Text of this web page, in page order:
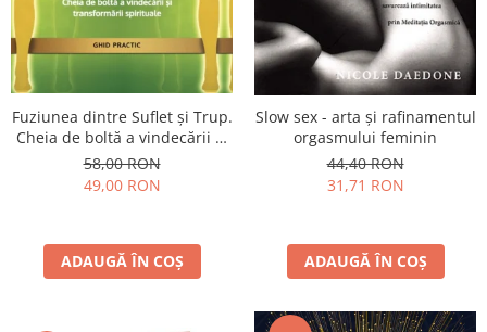
Fuziunea dintre Suflet și Trup.
Cheia de boltă a vindecării și
transformării spirituale
58,00 RON
49,00 RON
ADAUGĂ ÎN COȘ
Slow sex - arta şi rafinamentul
orgasmului feminin
44,40 RON
31,71 RON
ADAUGĂ ÎN COȘ